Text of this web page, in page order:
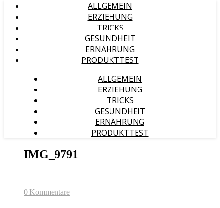
ALLGEMEIN
ERZIEHUNG
TRICKS
GESUNDHEIT
ERNÄHRUNG
PRODUKTTEST
ALLGEMEIN
ERZIEHUNG
TRICKS
GESUNDHEIT
ERNÄHRUNG
PRODUKTTEST
IMG_9791
0 Kommentare